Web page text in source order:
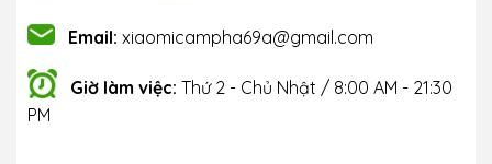
Email: xiaomicampha69a@gmail.com
Giờ làm việc: Thứ 2 - Chủ Nhật / 8:00 AM - 21:30
PM